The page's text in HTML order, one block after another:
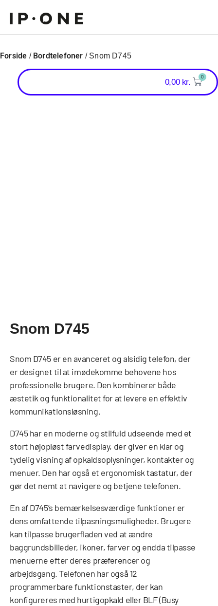
Forside / Bordtelefoner / Snom D745
0,00 kr.
0
Snom D745
Snom D745 er en avanceret og alsidig telefon, der
er designet til at imødekomme behovene hos
professionelle brugere. Den kombinerer både
æstetik og funktionalitet for at levere en effektiv
kommunikationsløsning.
D745 har en moderne og stilfuld udseende med et
stort højopløst farvedisplay, der giver en klar og
tydelig visning af opkaldsoplysninger, kontakter og
menuer. Den har også et ergonomisk tastatur, der
gør det nemt at navigere og betjene telefonen.
En af D745’s bemærkelsesværdige funktioner er
dens omfattende tilpasningsmuligheder. Brugere
kan tilpasse brugerfladen ved at ændre
baggrundsbilleder, ikoner, farver og endda tilpasse
menuerne efter deres præferencer og
arbejdsgang. Telefonen har også 12
programmerbare funktionstaster, der kan
konfigureres med hurtigopkald eller BLF (Busy